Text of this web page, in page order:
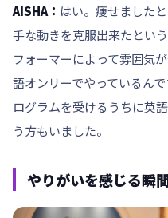
AISHA： はい。痩せました
手な動きを克服出来たとい
フォーマーによって雰囲気
語オンリーでやっているん
ログラムを受けるうちに英
う方もいました。
やりがいを感じる瞬